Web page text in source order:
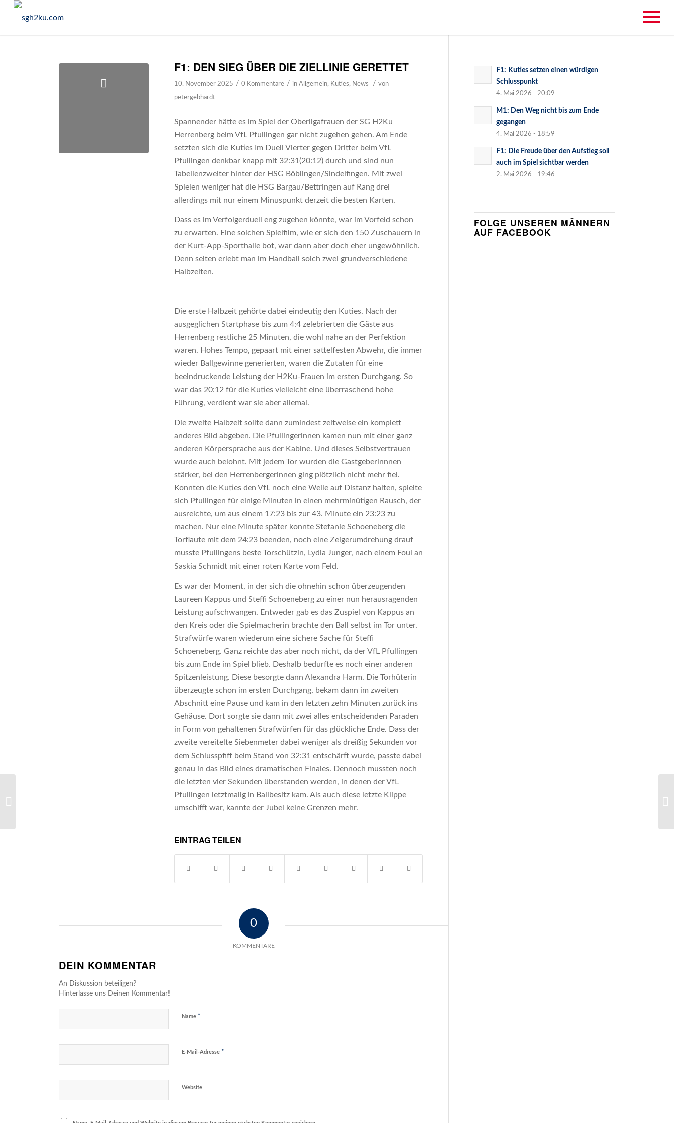
F1: DEN SIEG ÜBER DIE ZIELLINIE GERETTET
10. November 2025 / 0 Kommentare / inAllgemein, Kuties, News / von
petergebhardt
Spannender hätte es im Spiel der Oberligafrauen der SG H2Ku
Herrenberg beim VfL Pfullingen gar nicht zugehen gehen. Am Ende
setzten sich die Kuties Im Duell Vierter gegen Dritter beim VfL
Pfullingen denkbar knapp mit 32:31(20:12) durch und sind nun
Tabellenzweiter hinter der HSG Böblingen/Sindelfingen. Mit zwei
Spielen weniger hat die HSG Bargau/Bettringen auf Rang drei
allerdings mit nur einem Minuspunkt derzeit die besten Karten.
Dass es im Verfolgerduell eng zugehen könnte, war im Vorfeld schon
zu erwarten. Eine solchen Spielfilm, wie er sich den 150 Zuschauern in
der Kurt-App-Sporthalle bot, war dann aber doch eher ungewöhnlich.
Denn selten erlebt man im Handball solch zwei grundverschiedene
Halbzeiten.
Die erste Halbzeit gehörte dabei eindeutig den Kuties. Nach der
ausgeglichen Startphase bis zum 4:4 zelebrierten die Gäste aus
Herrenberg restliche 25 Minuten, die wohl nahe an der Perfektion
waren. Hohes Tempo, gepaart mit einer sattelfesten Abwehr, die immer
wieder Ballgewinne generierten, waren die Zutaten für eine
beeindruckende Leistung der H2Ku-Frauen im ersten Durchgang. So
war das 20:12 für die Kuties vielleicht eine überraschend hohe
Führung, verdient war sie aber allemal.
Die zweite Halbzeit sollte dann zumindest zeitweise ein komplett
anderes Bild abgeben. Die Pfullingerinnen kamen nun mit einer ganz
anderen Körpersprache aus der Kabine. Und dieses Selbstvertrauen
wurde auch belohnt. Mit jedem Tor wurden die Gastgeberinnnen
stärker, bei den Herrenbergerinnen ging plötzlich nicht mehr fiel.
Konnten die Kuties den VfL noch eine Weile auf Distanz halten, spielte
sich Pfullingen für einige Minuten in einen mehrminütigen Rausch, der
ausreichte, um aus einem 17:23 bis zur 43. Minute ein 23:23 zu
machen. Nur eine Minute später konnte Stefanie Schoeneberg die
Torflaute mit dem 24:23 beenden, noch eine Zeigerumdrehung drauf
musste Pfullingens beste Torschützin, Lydia Junger, nach einem Foul an
Saskia Schmidt mit einer roten Karte vom Feld.
Es war der Moment, in der sich die ohnehin schon überzeugenden
Laureen Kappus und Steffi Schoeneberg zu einer nun herausragenden
Leistung aufschwangen. Entweder gab es das Zuspiel von Kappus an
den Kreis oder die Spielmacherin brachte den Ball selbst im Tor unter.
Strafwürfe waren wiederum eine sichere Sache für Steffi
Schoeneberg. Ganz reichte das aber noch nicht, da der VfL Pfullingen
bis zum Ende im Spiel blieb. Deshalb bedurfte es noch einer anderen
Spitzenleistung. Diese besorgte dann Alexandra Harm. Die Torhüterin
überzeugte schon im ersten Durchgang, bekam dann im zweiten
Abschnitt eine Pause und kam in den letzten zehn Minuten zurück ins
Gehäuse. Dort sorgte sie dann mit zwei alles entscheidenden Paraden
in Form von gehaltenen Strafwürfen für das glückliche Ende. Dass der
zweite vereitelte Siebenmeter dabei weniger als dreißig Sekunden vor
dem Schlusspfiff beim Stand von 32:31 entschärft wurde, passte dabei
genau in das Bild eines dramatischen Finales. Dennoch mussten noch
die letzten vier Sekunden überstanden werden, in denen der VfL
Pfullingen letztmalig in Ballbesitz kam. Als auch diese letzte Klippe
umschifft war, kannte der Jubel keine Grenzen mehr.
EINTRAG TEILEN
0
KOMMENTARE
DEIN KOMMENTAR
An Diskussion beteiligen?
Hinterlasse uns Deinen Kommentar!
Name *
E-Mail-Adresse *
Website
F1: Kuties setzen einen würdigen
Schlusspunkt
4. Mai 2026 - 20:09
M1: Den Weg nicht bis zum Ende
gegangen
4. Mai 2026 - 18:59
F1: Die Freude über den Aufstieg soll
auch im Spiel sichtbar werden
2. Mai 2026 - 19:46
FOLGE UNSEREN MÄNNERN
AUF FACEBOOK